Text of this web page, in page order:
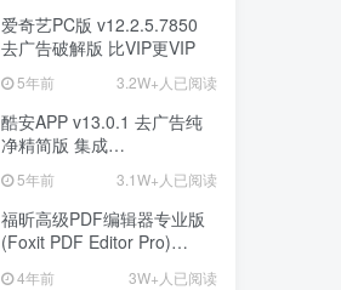
爱奇艺PC版 v12.2.5.7850
去广告破解版 比VIP更VIP
5年前 3.2W+人已阅读
酷安APP v13.0.1 去广告纯
净精简版 集成
FuckCoolapkR1.16.5
5年前 3.1W+人已阅读
福昕高级PDF编辑器专业版
(Foxit PDF Editor Pro)
4年前 3W+人已阅读